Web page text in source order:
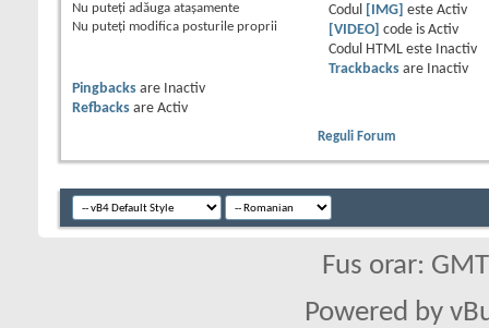
Nu puteţi adăuga ataşamente
Nu puteţi modifica posturile proprii
Codul
[IMG] este Activ
[VIDEO]
code is Activ
Codul HTML este
Inactiv
Trackbacksare
Inactiv
Pingbacks are
Inactiv
Refbacks are Activ
Reguli Forum
Fus orar:
Powered by